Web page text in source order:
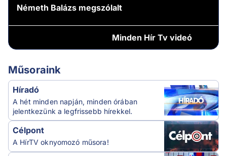
Németh Balázs megszólalt
Minden Hír Tv videó
Műsoraink
Híradó
A hét minden napján, minden órában
jelentkezünk a legfrissebb hírekkel.
Célpont
A HírTV oknyomozó műsora!